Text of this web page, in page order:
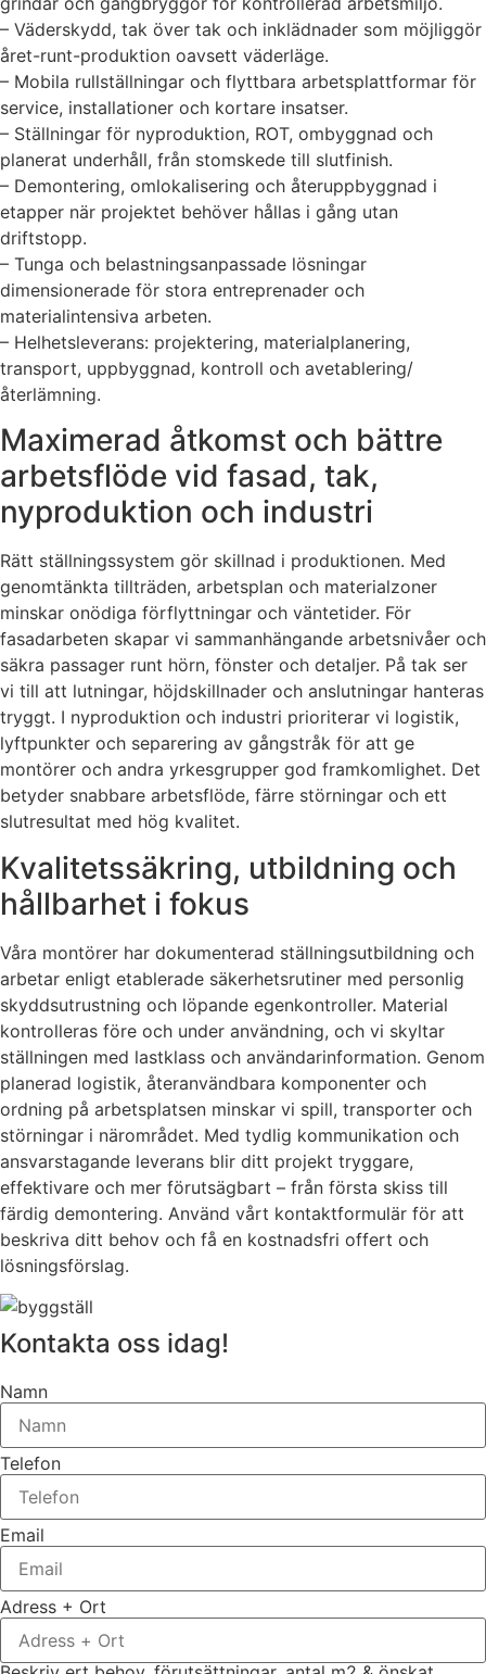
– Väderskydd, tak över tak och inklädnader som möjliggör
året-runt-produktion oavsett väderläge.
– Mobila rullställningar och flyttbara arbetsplattformar för
service, installationer och kortare insatser.
– Ställningar för nyproduktion, ROT, ombyggnad och
planerat underhåll, från stomskede till slutfinish.
– Demontering, omlokalisering och återuppbyggnad i
etapper när projektet behöver hållas i gång utan
driftstopp.
– Tunga och belastningsanpassade lösningar
dimensionerade för stora entreprenader och
materialintensiva arbeten.
– Helhetsleverans: projektering, materialplanering,
transport, uppbyggnad, kontroll och avetablering/
återlämning.
Maximerad åtkomst och bättre
arbetsflöde vid fasad, tak,
nyproduktion och industri
Rätt ställningssystem gör skillnad i produktionen. Med
genomtänkta tillträden, arbetsplan och materialzoner
minskar onödiga förflyttningar och väntetider. För
fasadarbeten skapar vi sammanhängande arbetsnivåer och
säkra passager runt hörn, fönster och detaljer. På tak ser
vi till att lutningar, höjdskillnader och anslutningar hanteras
tryggt. I nyproduktion och industri prioriterar vi logistik,
lyftpunkter och separering av gångstråk för att ge
montörer och andra yrkesgrupper god framkomlighet. Det
betyder snabbare arbetsflöde, färre störningar och ett
slutresultat med hög kvalitet.
Kvalitetssäkring, utbildning och
hållbarhet i fokus
Våra montörer har dokumenterad ställningsutbildning och
arbetar enligt etablerade säkerhetsrutiner med personlig
skyddsutrustning och löpande egenkontroller. Material
kontrolleras före och under användning, och vi skyltar
ställningen med lastklass och användarinformation. Genom
planerad logistik, återanvändbara komponenter och
ordning på arbetsplatsen minskar vi spill, transporter och
störningar i närområdet. Med tydlig kommunikation och
ansvarstagande leverans blir ditt projekt tryggare,
effektivare och mer förutsägbart – från första skiss till
färdig demontering. Använd vårt kontaktformulär för att
beskriva ditt behov och få en kostnadsfri offert och
lösningsförslag.
Kontakta oss idag!
Namn
Telefon
Email
Adress + Ort